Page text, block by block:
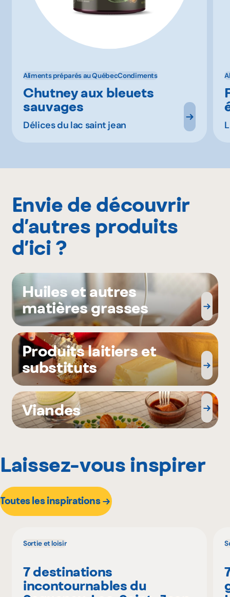
Aliments préparés au QuébecCondiments
Chutney aux bleuets
sauvages
Délices du lac saint jean
Envie de découvrir
d’autres produits
d’ici ?
Huiles et autres
matières grasses
Produits laitiers et
substituts
Viandes
Laissez-vous inspirer
Toutes les inspirations
Sortie et loisir
7 destinations
incontournables du